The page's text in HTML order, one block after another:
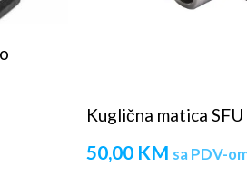
Kuglična matica
50,00 KM sa PDV-